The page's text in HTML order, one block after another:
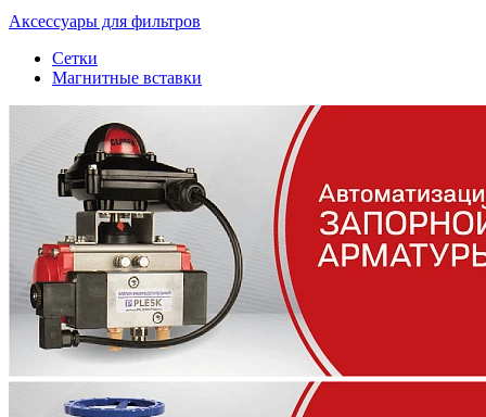
Аксессуары для фильтров
Сетки
Магнитные вставки